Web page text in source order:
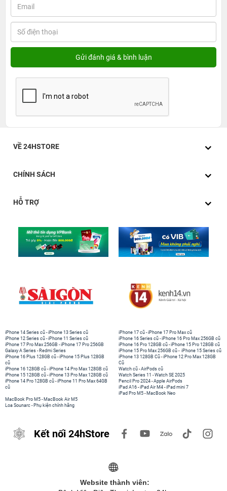
VỀ 24HSTORE
CHÍNH SÁCH
HỖ TRỢ
iPhone 14 Series cũ -iPhone 13 Series cũ
iPhone 12 Series cũ -iPhone 11 Series cũ
iPhone 17 Pro Max 256GB -iPhone 17 Pro 256GB
Galaxy A Series - Redmi Series
iPhone 17 cũ -iPhone 17 Pro Max cũ
iPhone 16 Series cũ - iPhone 16 Pro Max 256GB cũ
iPhone 16 Pro 128GB cũ -iPhone 15 Pro 128GB cũ
iPhone 15 Pro Max 256GB cũ - iPhone 15 Series cũ
iPhone 16 Plus 128GB cũ -iPhone 15 Plus 128GB
cũ
iPhone 16 128GB cũ -iPhone 14 Pro Max 128GB cũ
iPhone 15 128GB cũ -iPhone 13 Pro Max 128GB cũ
iPhone 14 Pro 128GB cũ -iPhone 11 Pro Max 64GB
cũ
iPhone 13 128GB Cũ -iPhone 12 Pro Max 128GB
Cũ
Watch cũ -AirPods cũ
Watch Series 11 -Watch SE 2025
Pencil Pro 2024 -Apple AirPods
iPad A16 -iPad Air M4 -iPad mini 7
iPad Pro M5 - MacBook Neo
MacBook Pro M5 - MacBook Air M5
Loa Sounarc - Phụ kiện chính hãng
Kết nối 24hStore
Website thành viên: